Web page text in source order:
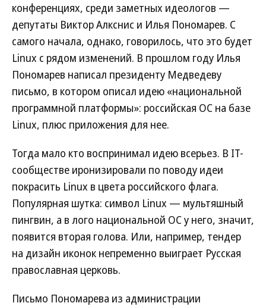
конференциях, среди заметных идеологов —
депутаты Виктор Алкснис и Илья Пономарев. С
самого начала, однако, говорилось, что это будет
Linux с рядом изменений. В прошлом году Илья
Пономарев написал президенту Медведеву
письмо, в котором описал идею «национальной
программной платформы»: российская ОС на базе
Linux, плюс приложения для нее.
Тогда мало кто воспринимал идею всерьез. В IT-
сообществе иронизировали по поводу идеи
покрасить Linux в цвета российского флага.
Популярная шутка: символ Linux — мультяшный
пингвин, а в лого национальной ОС у него, значит,
появится вторая голова. Или, например, тендер
на дизайн иконок непременно выиграет Русская
православная церковь.
Письмо Пономарева из администрации